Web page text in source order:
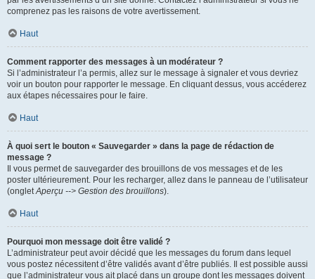
comprenez pas les raisons de votre avertissement.
Haut
Comment rapporter des messages à un modérateur ?
Si l’administrateur l’a permis, allez sur le message à signaler et vous devriez
voir un bouton pour rapporter le message. En cliquant dessus, vous accéderez
aux étapes nécessaires pour le faire.
Haut
À quoi sert le bouton « Sauvegarder » dans la page de rédaction de
message ?
Il vous permet de sauvegarder des brouillons de vos messages et de les
poster ultérieurement. Pour les recharger, allez dans le panneau de l’utilisateur
(ongletAperçu --> Gestion des brouillons).
Haut
Pourquoi mon message doit être validé ?
L’administrateur peut avoir décidé que les messages du forum dans lequel
vous postez nécessitent d’être validés avant d’être publiés. Il est possible aussi
que l’administrateur vous ait placé dans un groupe dont les messages doivent